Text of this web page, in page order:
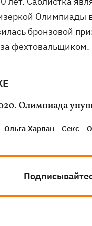
Олимпиады
бронзовой
фехтовальщиком.
. Олимпиада
Ольга Харлан Секс